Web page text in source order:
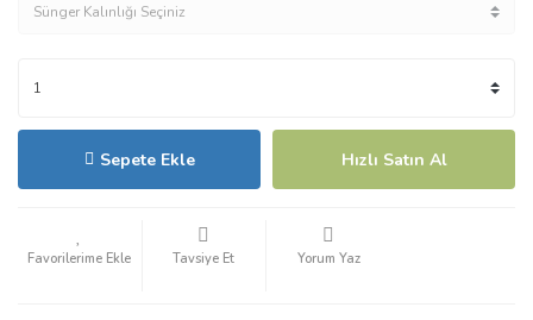
Sepete Ekle Hızlı Satın Al
Tavsiye Et Yorum Yaz